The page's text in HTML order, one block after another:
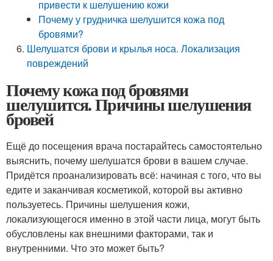
привести к шелушению кожи
Почему у грудничка шелушится кожа под
бровями?
Шелушатся брови и крылья носа. Локализация
повреждений
Почему кожа под бровями
шелушится. Причины шелушения
бровей
Ещё до посещения врача постарайтесь самостоятельно
выяснить, почему шелушатся брови в вашем случае.
Придётся проанализировать всё: начиная с того, что вы
едите и заканчивая косметикой, которой вы активно
пользуетесь. Причины шелушения кожи,
локализующегося именно в этой части лица, могут быть
обусловлены как внешними факторами, так и
внутренними. Что это может быть?